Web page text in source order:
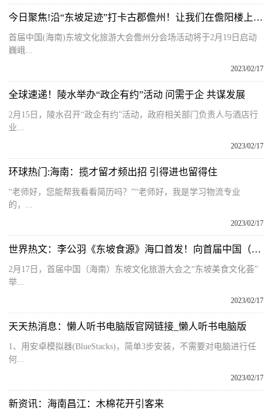
今日聚焦!沿“东坡足迹”打卡古郡儋州！让我们在儋阳楼上来一场“相遇”
首届中国(海南)东坡文化旅游大会儋州分会场活动将于2月19日启动
巍峨...
2023/02/17
全球速递！陵水举办“政企有约”活动 问需于企 共谋发展
2月15日，陵水召开“政企有约”活动，政府相关部门负责人与酒店行
业...
2023/02/17
环球热门:海南：揽才留才频出招 引得进也留得住
“老师好，您能帮我看看简历吗？”“老师好，我是学习物流专业
的，...
2023/02/17
世界热文：李公羽《东坡食源》海口首发！向首届中国（海南）东坡文化旅游大会献礼
2月17日，首届中国（海南）东坡文化旅游大会之“东坡美食文化荟”
举...
2023/02/17
天天热消息：懒人听书电脑版官网链接_懒人听书电脑版
1、用安卓模拟器(BlueStacks)，简单3步安装，不需要对电脑进行任
何...
2023/02/17
新资讯：海南昌江：木棉花开引客来